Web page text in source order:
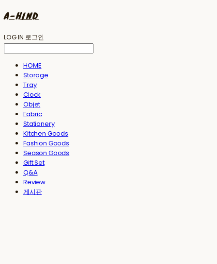
A-HIND
LOG IN 로그인
HOME
Storage
Tray
Clock
Objet
Fabric
Stationery
Kitchen Goods
Fashion Goods
Season Goods
Gift Set
Q&A
Review
게시판